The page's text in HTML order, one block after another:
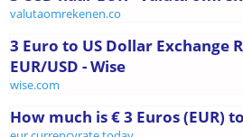
valutaomrekenen.co
3 Euro to US Dollar Exchange
EUR/USD - Wise
wise.com
How much is € 3 Euros (EUR)